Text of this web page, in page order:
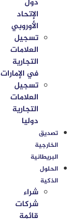
الإتحاد
الأوروبي
تسجيل
العلامات
التجارية
في الإمارات
تسجيل
العلامات
التجارية
دوليا
تصديق
الخارجية
البريطانية
الحلول
الذكية
شراء
شركات
قائمة